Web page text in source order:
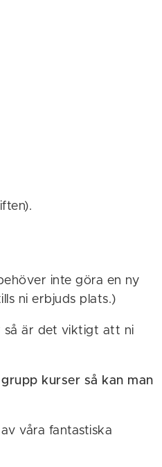
inte göra en ny
ni erbjuds plats.)
så är det viktigt att ni
kurser så kan man
våra fantastiska